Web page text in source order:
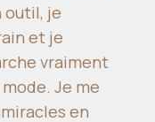
outil, je
et je
vraiment
Je me
en